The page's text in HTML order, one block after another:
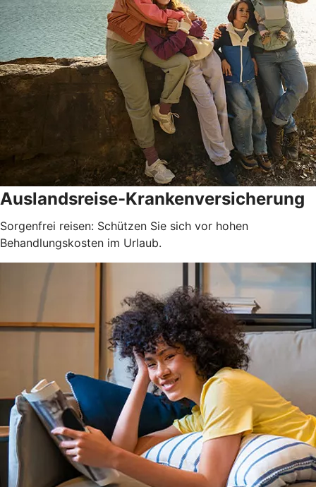
Auslandsreise-Krankenversicherung
Sorgenfrei reisen: Schützen Sie sich vor hohen
Behandlungskosten im Urlaub.